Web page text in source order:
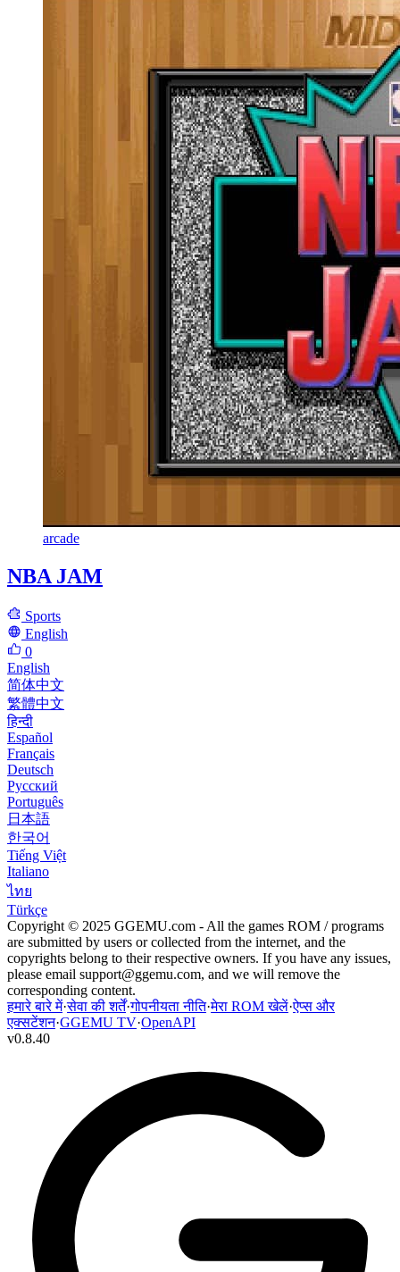
arcade
NBA JAM
Sports
English
0
English
简体中文
繁體中文
हिन्दी
Español
Français
Deutsch
Русский
Português
日本語
한국어
Tiếng Việt
Italiano
ไทย
Türkçe
Copyright © 2025 GGEMU.com - All the games ROM / programs
are submitted by users or collected from the internet, and the
copyrights belong to their respective owners. If you have any issues,
please email support@ggemu.com, and we will remove the
corresponding content.
हमारे बारे में·सेवा की शर्तें·गोपनीयता नीति·मेरा ROM खेलें·ऐप्स और
एक्सटेंशन·GGEMU TV·OpenAPI
v0.8.40